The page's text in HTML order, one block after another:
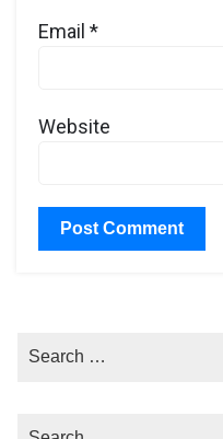
Email *
Website